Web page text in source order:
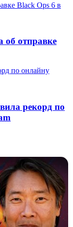
Black Ops 6 в
об отправке
по онлайну
рекорд по